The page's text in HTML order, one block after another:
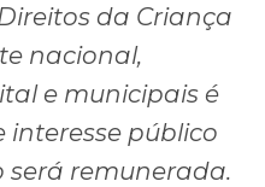
da Criança
nacional,
e municipais é
interesse público
será remunerada.